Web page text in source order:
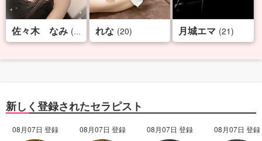
佐々木 なみ (25) れな (20) 月城エマ (21)
新しく登録されたセラピスト
08月07日 登録 08月07日 登録 08月07日 登録 08月07日 登録